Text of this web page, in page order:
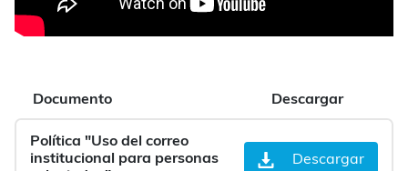
Documento Descargar
Política "Uso del correo
institucional para personas
Descargar